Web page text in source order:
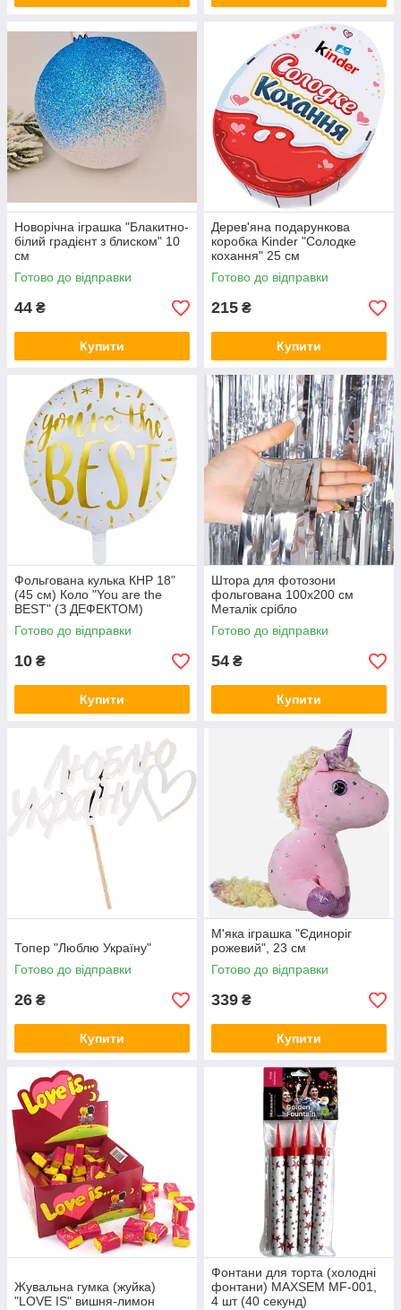
Новорічна іграшка "Блакитно-
білий градієнт з блиском" 10
см
Готово до відправки
44 ₴
Купити
Дерев'яна подарункова
коробка Kinder "Солодке
кохання" 25 см
Готово до відправки
215 ₴
Купити
Фольгована кулька КНР 18"
(45 см) Коло "You are the
BEST" (З ДЕФЕКТОМ)
Готово до відправки
10 ₴
Купити
Штора для фотозони
фольгована 100х200 см
Металік срібло
Готово до відправки
54 ₴
Купити
Топер "Люблю Україну"
Готово до відправки
26 ₴
Купити
М'яка іграшка "Єдиноріг
рожевий", 23 см
Готово до відправки
339 ₴
Купити
Жувальна гумка (жуйка)
"LOVE IS" вишня-лимон
Фонтани для торта (холодні
фонтани) MAXSEM MF-001,
4 шт (40 секунд)